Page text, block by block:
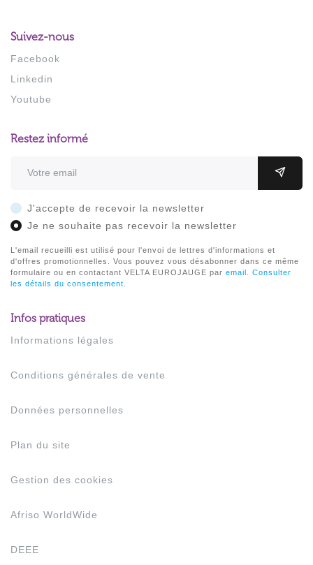
Suivez-nous
Facebook
Linkedin
Youtube
Restez informé
J'accepte de recevoir la newsletter
Je ne souhaite pas recevoir la newsletter
L'email recueilli est utilisé pour l'envoi de lettres d'informations et
d'offres promotionnelles. Vous pouvez vous désabonner dans ce même
formulaire ou en contactant VELTA EUROJAUGE par email
Consulter
les détails du consentement.
Infos pratiques
Informations légales
Conditions générales de vente
Données personnelles
Plan du site
Gestion des cookies
Afriso WorldWide
DEEE